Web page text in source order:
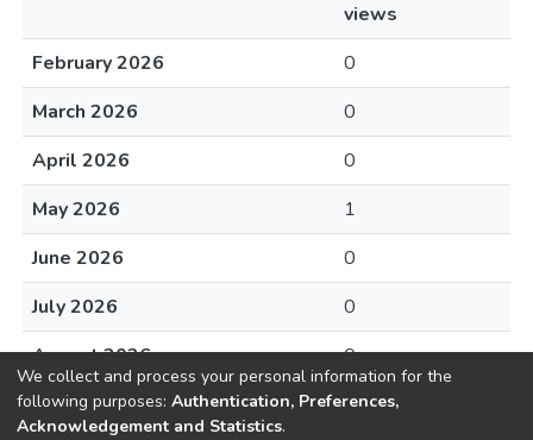
views
February 2026
0
March 2026
0
April 2026
0
May 2026
1
June 2026
0
July 2026
0
August 2026
0
We collect and process your personal information for the
following purposes: Authentication, Preferences,
Acknowledgement and Statistics.